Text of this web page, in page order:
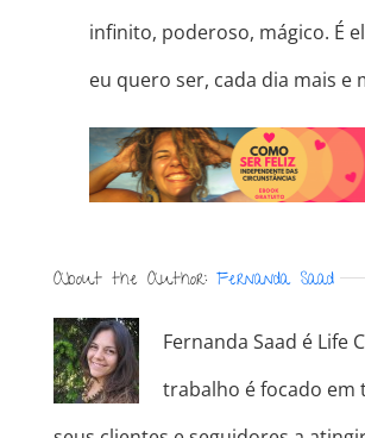
infinito, poderoso, mágico. É
eu quero ser, cada dia mais e
About the Author: Fernanda Saad
Fernanda Saad é Life
trabalho é focado em